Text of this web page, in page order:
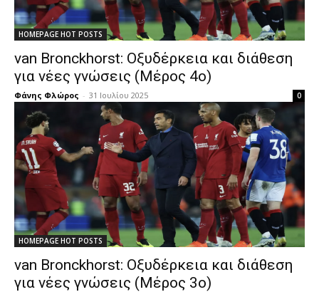
HOMEPAGE HOT POSTS
van Bronckhorst: Οξυδέρκεια και διάθεση
για νέες γνώσεις (Μέρος 4ο)
Φάνης Φλώρος - 31 Ιουλίου 2025 0
HOMEPAGE HOT POSTS
van Bronckhorst: Οξυδέρκεια και διάθεση
για νέες γνώσεις (Μέρος 3ο)